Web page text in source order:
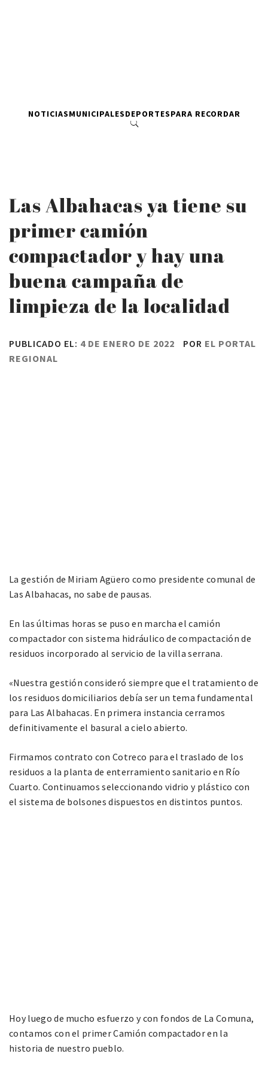
NOTICIASMUNICIPALESDEPORTESPARA RECORDAR
Las Albahacas ya tiene su
primer camión
compactador y hay una
buena campaña de
limpieza de la localidad
PUBLICADO EL: 4 DE ENERO DE 2022 POR EL PORTAL
REGIONAL
La gestión de Miriam Agüero como presidente comunal de
Las Albahacas, no sabe de pausas.
En las últimas horas se puso en marcha el camión
compactador con sistema hidráulico de compactación de
residuos incorporado al servicio de la villa serrana.
«Nuestra gestión consideró siempre que el tratamiento de
los residuos domiciliarios debía ser un tema fundamental
para Las Albahacas. En primera instancia cerramos
definitivamente el basural a cielo abierto.
Firmamos contrato con Cotreco para el traslado de los
residuos a la planta de enterramiento sanitario en Río
Cuarto. Continuamos seleccionando vidrio y plástico con
el sistema de bolsones dispuestos en distintos puntos.
Hoy luego de mucho esfuerzo y con fondos de La Comuna,
contamos con el primer Camión compactador en la
historia de nuestro pueblo.